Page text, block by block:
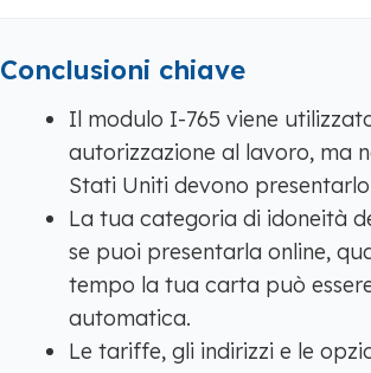
Conclusioni chiave
Il modulo I-765 viene
autorizzazione al lavoro, ma
Stati Uniti devono
La tua categoria di idoneità
se puoi presentarla online,
tempo la tua carta può
automatica.
Le tariffe, gli indirizzi e le